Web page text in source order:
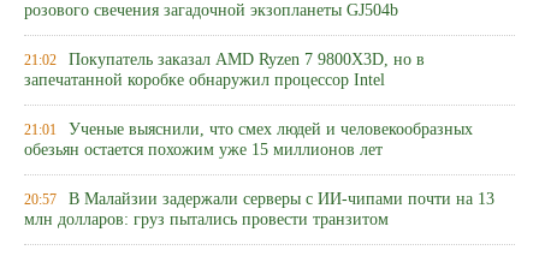
розового свечения загадочной экзопланеты GJ504b
21:02 Покупатель заказал AMD Ryzen 7 9800X3D, но в
запечатанной коробке обнаружил процессор Intel
21:01 Ученые выяснили, что смех людей и человекообразных
обезьян остается похожим уже 15 миллионов лет
20:57 В Малайзии задержали серверы с ИИ-чипами почти на 13
млн долларов: груз пытались провести транзитом